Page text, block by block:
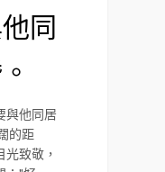
同
與他同居
的距
致敬，